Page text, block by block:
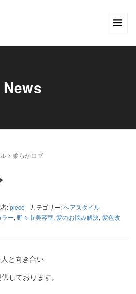
News
> 柔らかロブ
:piece カテゴリー:ヘアスタイル
ー, 野々市美容室, 髪のお悩み解決, 髪色改
と向き合い
しております。